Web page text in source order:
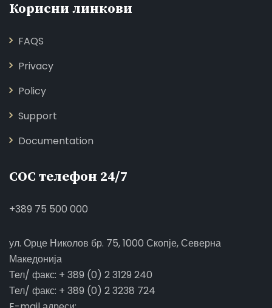
Корисни линкови
FAQS
Privacy
Policy
Support
Documentation
СОС телефон 24/7
+389 75 500 000
ул. Орце Николов бр. 75, 1000 Скопје, Северна
Македонија
Тел/ факс: + 389 (0) 2 3129 240
Тел/ факс: + 389 (0) 2 3238 724